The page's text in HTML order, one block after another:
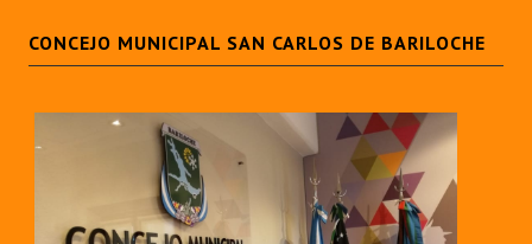
CONCEJO MUNICIPAL SAN CARLOS DE BARILOCHE